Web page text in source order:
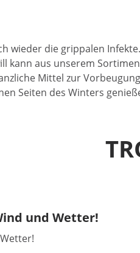
wieder die grippalen
kann aus unserem
Mittel zur
Seiten des Winters
und Wetter!